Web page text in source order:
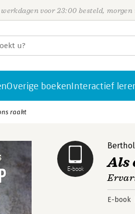
werkdagen voor 23:00 besteld,
Overige boekenInteractief
raakt
E-book Als
E-book